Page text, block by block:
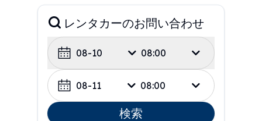
レンタカーのお問い合わせ
08-10 08:00
08-11 08:00
検索